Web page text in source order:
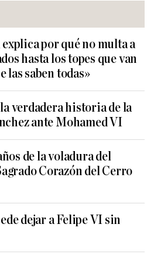
por qué no multa a
hasta los topes que van
las saben todas»
verdadera historia de la
ante Mohamed VI
de la voladura del
Corazón del Cerro
dejar a Felipe VI sin